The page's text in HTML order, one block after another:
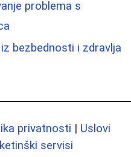
problema s
bezbednosti i zdravlja
privatnosti | Uslovi
servisi